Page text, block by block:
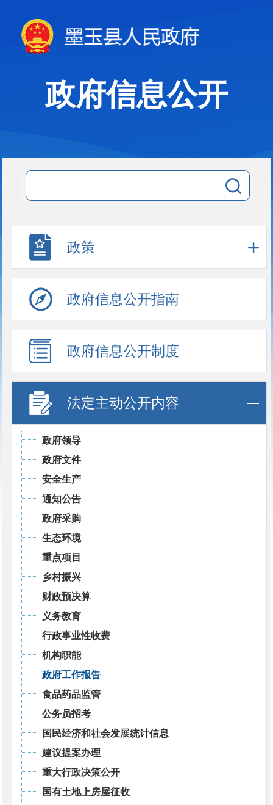
政府信息公开
政策
政府信息公开指南
政府信息公开制度
法定主动公开内容
政府领导
政府文件
安全生产
通知公告
政府采购
生态环境
重点项目
乡村振兴
财政预决算
义务教育
行政事业性收费
机构职能
政府工作报告
食品药品监管
公务员招考
国民经济和社会发展统计信息
建议提案办理
重大行政决策公开
国有土地上房屋征收